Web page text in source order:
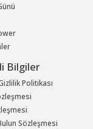
Bilgiler
Politikası
Sözleşmesi